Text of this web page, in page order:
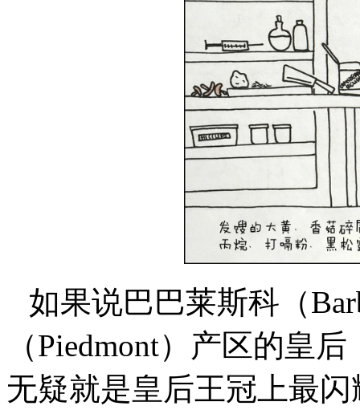
如果说巴巴莱斯科（
（Piedmont）产区的皇
无疑就是皇后王冠上最